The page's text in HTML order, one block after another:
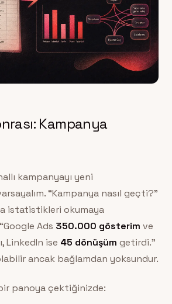
Kampanya
kampanyayı yeni
“Kampanya nasıl geçti?”
istatistikleri okumaya
Ads 350.000 gösterim ve
LinkedIn ise 45 dönüşüm getirdi.”
ancak bağlamdan yoksundur.
panoya çektiğinizde: